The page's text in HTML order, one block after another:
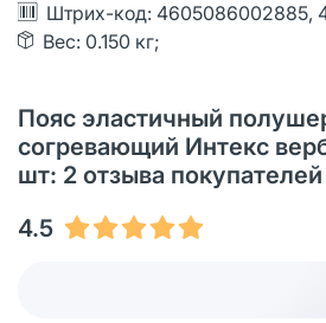
Штрих-код: 4605086002885,
Вес: 0.150 кг;
Пояс эластичный
согревающий Интекс
шт: 2 отзыва
4.5